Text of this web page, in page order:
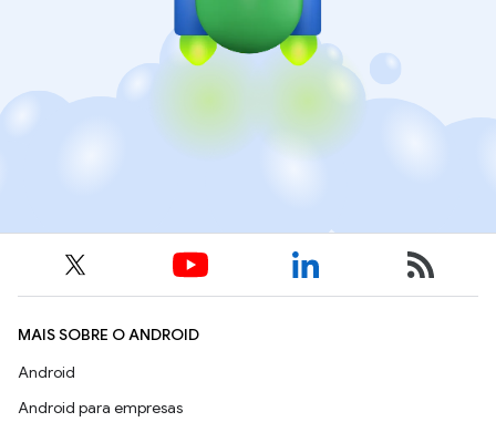
MAIS SOBRE O ANDROID
Android
Android para empresas